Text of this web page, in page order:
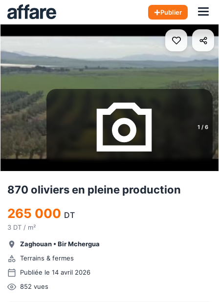
Publier
1 / 6
870 oliviers en pleine production
265 000 DT
3 DT / m²
Zaghouan • Bir Mchergua
Terrains & fermes
Publiée le 14 avril 2026
852 vues